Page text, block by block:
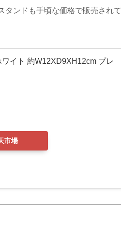
タンドも手頃な価格で販売されて
イト 約W12XD9XH12cm プレ
市場